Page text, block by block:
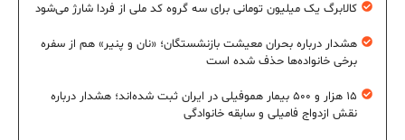
کالابرگ یک میلیون تومانی برای سه گروه کد ملی از فردا شارژ می‌شود
هشدار درباره بحران معیشت بازنشستگان؛ «نان و پنیر» هم از سفره
برخی خانواده‌ها حذف شده است
۱۵ هزار و ۵۰۰ بیمار هموفیلی در ایران ثبت شده‌اند؛ هشدار درباره
نقش ازدواج فامیلی و سابقه خانوادگی